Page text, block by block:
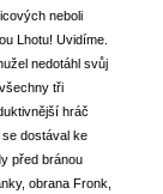
neboli
Lhotu! Uvidíme.
nedotáhl svůj
tři
hráč
dostával ke
před bránou
obrana Fronk,